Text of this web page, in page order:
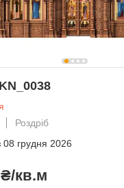
Роздріб
08 грудня 2026
₴/кв.м